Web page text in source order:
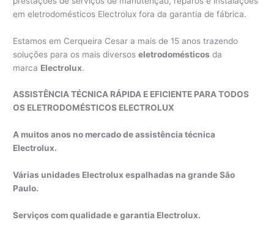
em eletrodomésticos Electrolux fora da garantia de fábrica.
Estamos em Cerqueira Cesar a mais de 15 anos trazendo
soluções para os mais diversoseletrodomésticos da
marca Electrolux.
ASSISTÊNCIA TÉCNICA RÁPIDA E EFICIENTE PARA TODOS
OS ELETRODOMÉSTICOS ELECTROLUX
A muitos anos no mercado de assistência técnica
Electrolux.
Várias unidades Electrolux espalhadas na grande São
Paulo.
Serviços com qualidade e garantia Electrolux.